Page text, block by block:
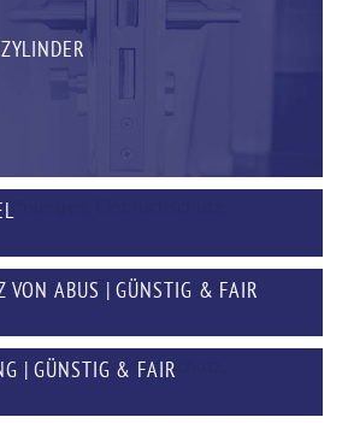
VON ABUS | GÜNSTIG & FAIR
| GÜNSTIG & FAIR